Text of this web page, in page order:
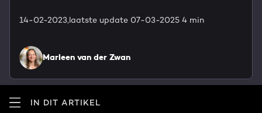
Marketing automation
Content & design
HubSpot partner
Awards
14-02-2023,laatste update 07-03-2025 4 min
Marleen van der Zwan
IN DIT ARTIKEL